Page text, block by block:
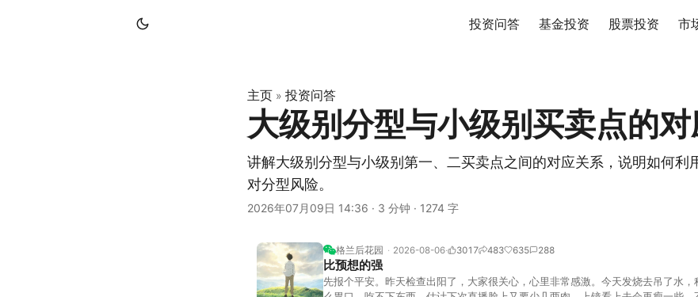
投资问答 基金投资 股票投资 市
主页 » 投资问答
大级别分型与小级别买卖点的
讲解大级别分型与小级别第一、二买卖点之间的对应关系，说明如何利
对分型风险。
2026年07月09日 14:36 · 3 分钟 · 1274 字
格兰后花园 2026-08-06 3017 483 635 288
比预想的强
先报个平安。昨天检查出阳了，大家很关心，心里非常感激。今天发烧去吊了水，